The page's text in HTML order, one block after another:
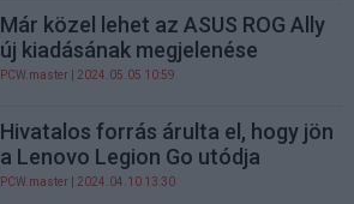
Már közel lehet az ASUS ROG Ally
új kiadásának megjelenése
PCW.master | 2024.05.05 10:59
Hivatalos forrás árulta el, hogy jön
a Lenovo Legion Go utódja
PCW.master | 2024.04.10 13:30